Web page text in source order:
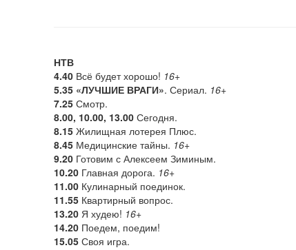
НТВ
4.40Всё будет хорошо! 16+
5.35 «ЛУЧШИЕ ВРАГИ». Сериал. 16+
7.25Смотр.
8.00, 10.00, 13.00Сегодня.
8.15Жилищная лотерея Плюс.
8.45Медицинские тайны. 16+
9.20Готовим с Алексеем Зиминым.
10.20Главная дорога. 16+
11.00Кулинарный поединок.
11.55Квартирный вопрос.
13.20Я худею! 16+
14.20Поедем, поедим!
15.05Своя игра.